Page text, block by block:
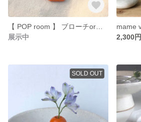
展示中
2,300円
SOLD OUT